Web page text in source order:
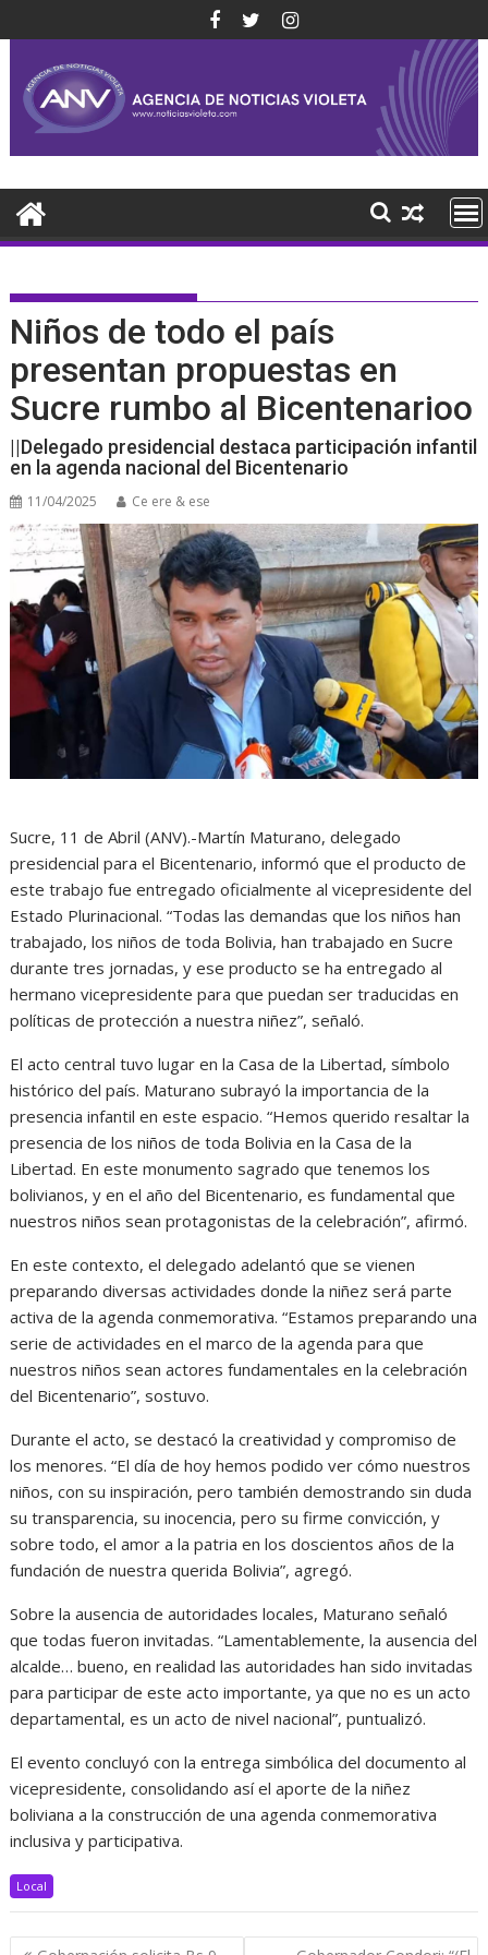
al
contenido
Niños de todo el país
presentan propuestas en
Sucre rumbo al Bicentenarioo
||Delegado presidencial destaca participación infantil
en la agenda nacional del Bicentenario
11/04/2025 Ce ere & ese
Sucre, 11 de Abril (ANV).-Martín Maturano, delegado
presidencial para el Bicentenario, informó que el producto de
este trabajo fue entregado oficialmente al vicepresidente del
Estado Plurinacional. “Todas las demandas que los niños han
trabajado, los niños de toda Bolivia, han trabajado en Sucre
durante tres jornadas, y ese producto se ha entregado al
hermano vicepresidente para que puedan ser traducidas en
políticas de protección a nuestra niñez”, señaló.
El acto central tuvo lugar en la Casa de la Libertad, símbolo
histórico del país. Maturano subrayó la importancia de la
presencia infantil en este espacio. “Hemos querido resaltar la
presencia de los niños de toda Bolivia en la Casa de la
Libertad. En este monumento sagrado que tenemos los
bolivianos, y en el año del Bicentenario, es fundamental que
nuestros niños sean protagonistas de la celebración”, afirmó.
En este contexto, el delegado adelantó que se vienen
preparando diversas actividades donde la niñez será parte
activa de la agenda conmemorativa. “Estamos preparando una
serie de actividades en el marco de la agenda para que
nuestros niños sean actores fundamentales en la celebración
del Bicentenario”, sostuvo.
Durante el acto, se destacó la creatividad y compromiso de
los menores. “El día de hoy hemos podido ver cómo nuestros
niños, con su inspiración, pero también demostrando sin duda
su transparencia, su inocencia, pero su firme convicción, y
sobre todo, el amor a la patria en los doscientos años de la
fundación de nuestra querida Bolivia”, agregó.
Sobre la ausencia de autoridades locales, Maturano señaló
que todas fueron invitadas. “Lamentablemente, la ausencia del
alcalde… bueno, en realidad las autoridades han sido invitadas
para participar de este acto importante, ya que no es un acto
departamental, es un acto de nivel nacional”, puntualizó.
El evento concluyó con la entrega simbólica del documento al
vicepresidente, consolidando así el aporte de la niñez
boliviana a la construcción de una agenda conmemorativa
inclusiva y participativa.
Local